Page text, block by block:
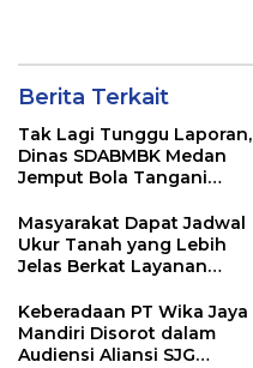
Berita Terkait
Tak Lagi Tunggu Laporan,
Dinas SDABMBK Medan
Jemput Bola Tangani
Masyarakat Dapat Jadwal
Ukur Tanah yang Lebih
Jelas Berkat Layanan
Keberadaan PT Wika Jaya
Mandiri Disorot dalam
Audiensi Aliansi SJG